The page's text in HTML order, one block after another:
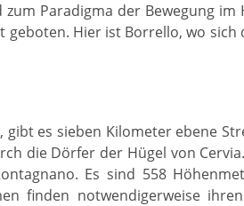
Paradigma der Bewegung
Hier ist Borrello, wo
es sieben Kilometer ebene
die Dörfer der Hügel von
Es sind 558
finden notwendigerweise